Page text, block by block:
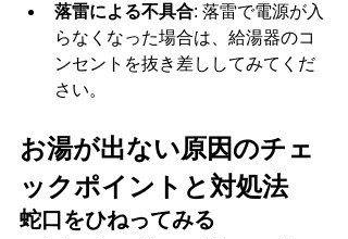
落雷による不具合: 落雷で電源が入
らなくなった場合は、給湯器のコ
ンセントを抜き差ししてみてくだ
さい。
お湯が出ない原因のチェ
ックポイントと対処法
蛇口をひねってみる